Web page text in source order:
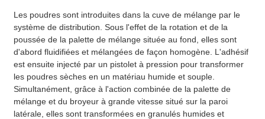
Les poudres sont introduites dans la cuve de mélange par le
système de distribution. Sous l'effet de la rotation et de la
poussée de la palette de mélange située au fond, elles sont
d'abord fluidifiées et mélangées de façon homogène. L'adhésif
est ensuite injecté par un pistolet à pression pour transformer
les poudres sèches en un matériau humide et souple.
Simultanément, grâce à l'action combinée de la palette de
mélange et du broyeur à grande vitesse situé sur la paroi
latérale, elles sont transformées en granulés humides et